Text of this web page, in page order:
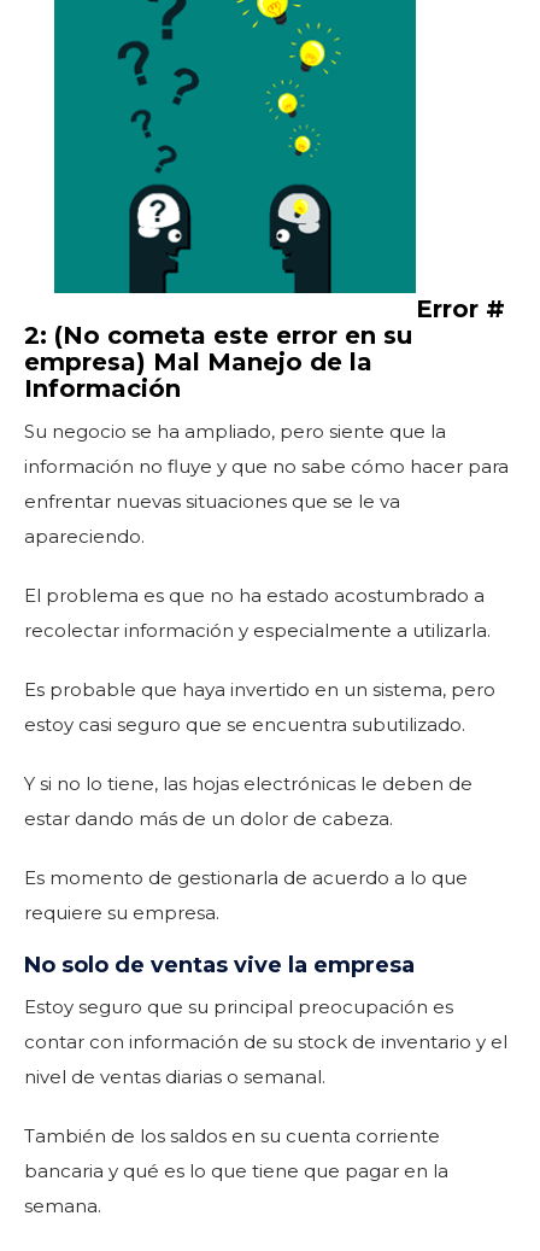
Error #
2: (No cometa este error en su
empresa) Mal Manejo de la
Información
Su negocio se ha ampliado, pero siente que la
información no fluye y que no sabe cómo hacer para
enfrentar nuevas situaciones que se le va
apareciendo.
El problema es que no ha estado acostumbrado a
recolectar información y especialmente a utilizarla.
Es probable que haya invertido en un sistema, pero
estoy casi seguro que se encuentra subutilizado.
Y si no lo tiene, las hojas electrónicas le deben de
estar dando más de un dolor de cabeza.
Es momento de gestionarla de acuerdo a lo que
requiere su empresa.
No solo de ventas vive la empresa
Estoy seguro que su principal preocupación es
contar con información de su stock de inventario y el
nivel de ventas diarias o semanal.
También de los saldos en su cuenta corriente
bancaria y qué es lo que tiene que pagar en la
semana.